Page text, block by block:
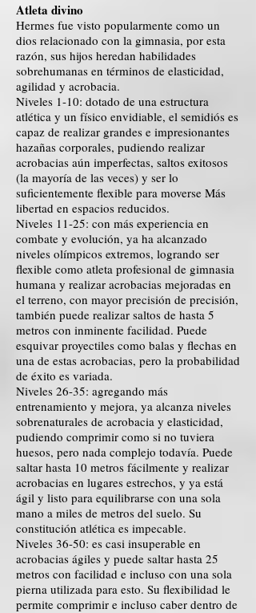
Atleta divino
Hermes fue visto popularmente como un
dios relacionado con la gimnasia, por esta
razón, sus hijos heredan habilidades
sobrehumanas en términos de elasticidad,
agilidad y acrobacia.
Niveles 1-10: dotado de una estructura
atlética y un físico envidiable, el semidiós es
capaz de realizar grandes e impresionantes
hazañas corporales, pudiendo realizar
acrobacias aún imperfectas, saltos exitosos
(la mayoría de las veces) y ser lo
suficientemente flexible para moverse Más
libertad en espacios reducidos.
Niveles 11-25: con más experiencia en
combate y evolución, ya ha alcanzado
niveles olímpicos extremos, logrando ser
flexible como atleta profesional de gimnasia
humana y realizar acrobacias mejoradas en
el terreno, con mayor precisión de precisión,
también puede realizar saltos de hasta 5
metros con inminente facilidad. Puede
esquivar proyectiles como balas y flechas en
una de estas acrobacias, pero la probabilidad
de éxito es variada.
Niveles 26-35: agregando más
entrenamiento y mejora, ya alcanza niveles
sobrenaturales de acrobacia y elasticidad,
pudiendo comprimir como si no tuviera
huesos, pero nada complejo todavía. Puede
saltar hasta 10 metros fácilmente y realizar
acrobacias en lugares estrechos, y ya está
ágil y listo para equilibrarse con una sola
mano a miles de metros del suelo. Su
constitución atlética es impecable.
Niveles 36-50: es casi insuperable en
acrobacias ágiles y puede saltar hasta 25
metros con facilidad e incluso con una sola
pierna utilizada para esto. Su flexibilidad le
permite comprimir e incluso caber dentro de